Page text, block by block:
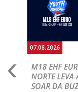
07.08.2026
M18 EHF
NORTE
SOAR DA